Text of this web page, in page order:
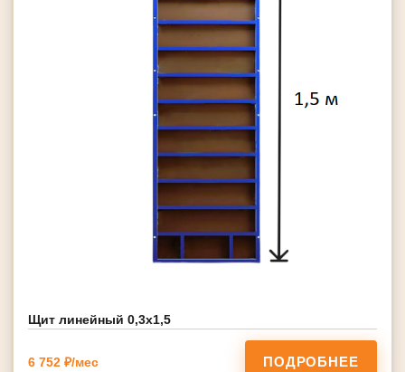
Щит линейный 0,3х1,5
6 752 ₽/мес ПОДРОБНЕЕ